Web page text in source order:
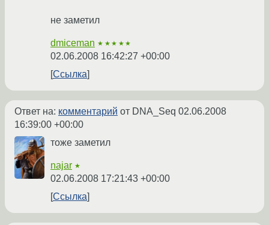
не заметил
dmiceman ★★★★★
02.06.2008 16:42:27 +00:00
Ссылка
Ответ на: комментарий от DNA_Seq 02.06.2008
16:39:00 +00:00
тоже заметил
najar ★
02.06.2008 17:21:43 +00:00
Ссылка